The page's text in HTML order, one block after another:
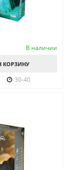
В наличии
КОРЗИНУ
30-40